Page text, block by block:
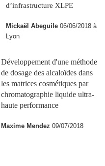
d’infrastructure XLPE
Mickaël Abeguile 06/06/2018 à
Lyon
Développement d'une méthode
de dosage des alcaloïdes dans
les matrices cosmétiques par
chromatographie liquide ultra-
haute performance
Maxime Mendez 09/07/2018